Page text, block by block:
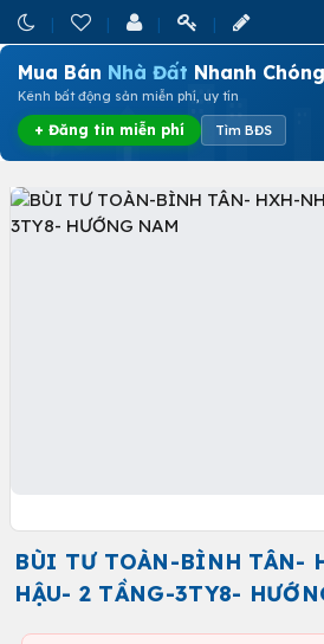
Mua Bán Nhà Đất Nhanh Chóng
Kênh bất động sản miễn phí, uy tín
+ Đăng tin miễn phí Tìm BĐS
BÙI TƯ TOÀN-BÌNH TÂN-
HẬU- 2 TẦNG-3TY8-